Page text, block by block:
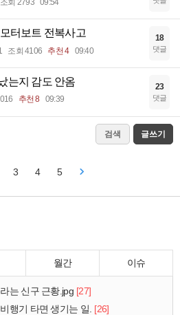
터보트 전복사고
조회 4106 추천 4 09:40
18
댓글
는지 감도 안옴
추천 8 09:39
23
댓글
검색 글쓰기
3 4 5
월간 이슈
는 신구 근황.jpg [27]
행기 타면 생기는 일. [26]